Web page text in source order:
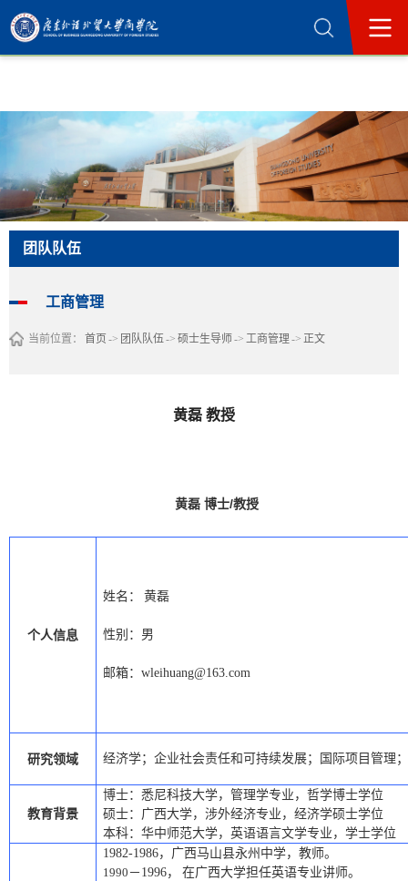
365英国上市公司(集团)官方网站-Official
团队队伍
工商管理
当前位置： 首页 -> 团队队伍-> 硕士生导师 -> 工商管理 -> 正文
黄磊 教授
黄磊 博士/教授
个人信息
姓名： 黄磊
性别：男
邮箱： wleihuang@163.com
研究领域 经济学；企业社会责任和可持续发展； 国际项目管理；
教育背景
博士： 悉尼科技大学，管理学专业，哲学博士学位
硕士： 广西大学，涉外经济专业，经济学硕士学位
本科： 华中师范大学，英语语言文学专业，学士学位
1982-1986，广西马山县永州中学，教师。
1990 － 1996，
在广西大学担任英语专业讲师。